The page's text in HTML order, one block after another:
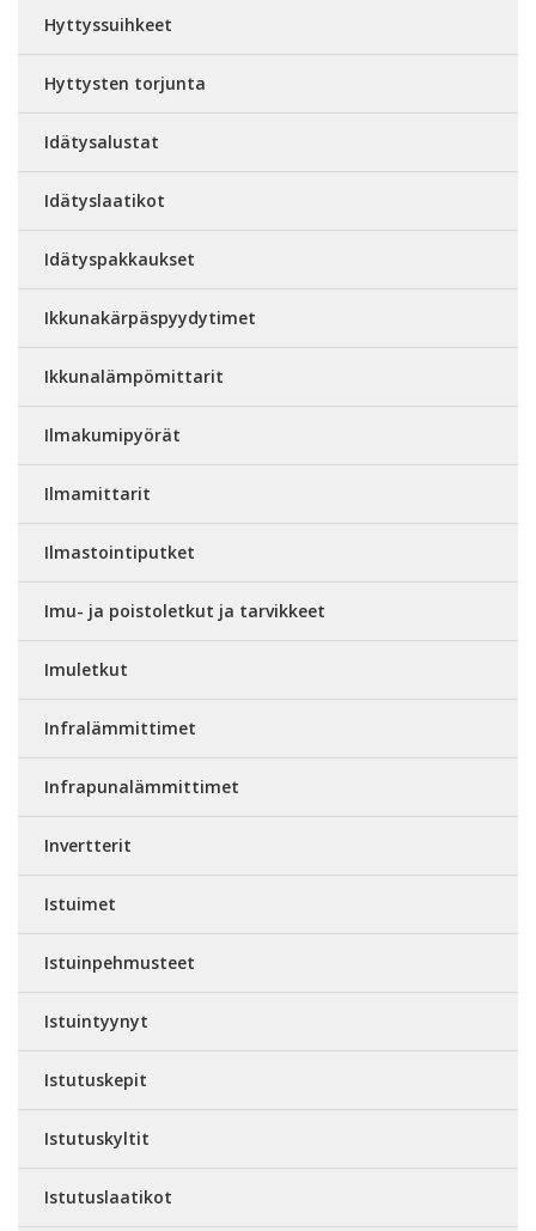
Hyttyssuihkeet
Hyttysten torjunta
Idätysalustat
Idätyslaatikot
Idätyspakkaukset
Ikkunakärpäspyydytimet
Ikkunalämpömittarit
Ilmakumipyörät
Ilmamittarit
Ilmastointiputket
Imu- ja poistoletkut ja tarvikkeet
Imuletkut
Infralämmittimet
Infrapunalämmittimet
Invertterit
Istuimet
Istuinpehmusteet
Istuintyynyt
Istutuskepit
Istutuskyltit
Istutuslaatikot